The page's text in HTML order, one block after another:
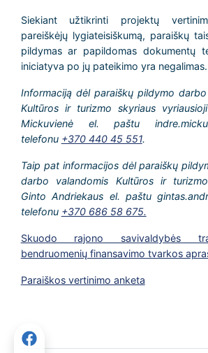
Siekiant užtikrinti projektų
pareiškėjų lygiateisiškumą, paraiškų
pildymas ar papildomas dokumentų
iniciatyva po jų pateikimo yra negalimas.
Informaciją dėl paraiškų pildymo
Kultūros ir turizmo skyriaus
Mickuvienė el. paštu
telefonu +370 440 45 551.
Taip pat informacijos dėl paraiškų
darbo valandomis Kultūros ir
Ginto Andriekaus el. paštu
telefonu +370 686 58 675.
Skuodo rajono savivaldybės
bendruomenių finansavimo tvarkos
Paraiškos vertinimo anketa